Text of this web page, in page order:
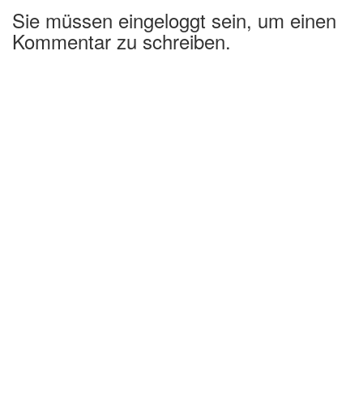
Sie müssen eingeloggt sein, um einen
Kommentar zu schreiben.